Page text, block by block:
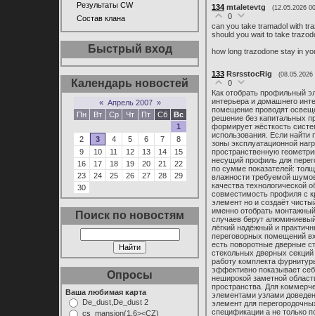
Результаты CW
Состав клана
Быстрый вход
Календарь новостей
« Апрель 2007 »
Пн
Вт Ср Чт Пт Сб
Вс
1
2
3 4 5 6 7
8
9
10 11 12 13 14
15
16
17 18 19 20 21
22
23
24 25 26 27 28
29
30
Поиск по новостям
Опросы
Ваша любимая карта
De_dust,De_dust 2
cs_mansion(1.6><CZ)
134 mtaletevtg (12.05.2026
0
can you take tramadol with
should you wait to take
how long trazodone stay in
133 RsrsstocRig (08.05.2026
0
Как отобрать профильный
интерьера и домашнего
помещение проводят
решение без капитальных
формирует жёсткость
использования. Если
зоны эксплуатационной
пространственную
несущий профиль для
по сумме показателей:
влажности требуемой
качества технологической
совместимость профиля с
элемент но и создаёт
именно отобрать
случаев берут
лёгкий надёжный и
переговорных помещений
есть поворотные дверные
стекольных дверных
работу комплекта
эффективно показывает
неширокой заметной
пространства. Для
элементами узлами
элемент для
спецификации а не только